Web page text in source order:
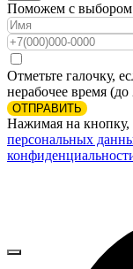
Поможем с выбором
Отметьте галочку,
нерабочее время (до
ОТПРАВИТЬ
Нажимая на кнопку,
персональных